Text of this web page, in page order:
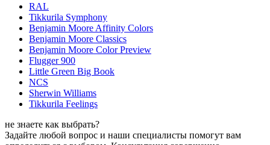
полироли для пластика
очистители салона
очистители двигателя
очистители тормозов
Материалы для зимних работ
краски для штукатурки
грунтовки
пропитки для древесины
пены и клеи
Новинки
RAL
Tikkurila Symphony
Benjamin Moore Affinity Colors
Benjamin Moore Classics
Benjamin Moore Color Preview
Flugger 900
Little Green Big Book
NCS
Sherwin Williams
Tikkurila Feelings
не знаете как выбрать?
Задайте любой вопрос и наши специалисты помогут вам